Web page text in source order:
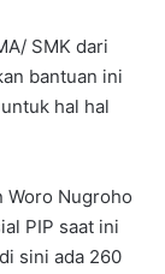
SMK dari
bantuan ini
hal hal
Woro Nugroho
PIP saat ini
sini ada 260